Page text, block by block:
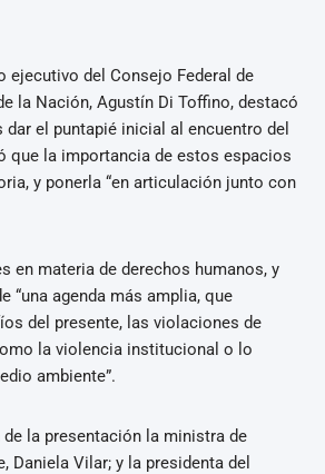
ejecutivo del Consejo Federal de
la Nación, Agustín Di Toffino, destacó
dar el puntapié inicial al encuentro del
que la importancia de estos espacios
y ponerla “en articulación junto con
en materia de derechos humanos, y
“una agenda más amplia, que
del presente, las violaciones de
la violencia institucional o lo
ambiente”.
la presentación la ministra de
Daniela Vilar; y la presidenta del